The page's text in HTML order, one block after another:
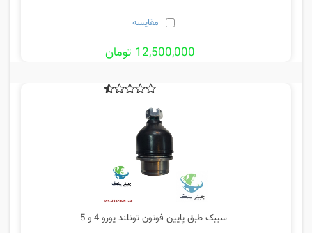
مقایسه
12,500,000 تومان
سیبک طبق پایین فوتون تونلند یورو 4 و 5